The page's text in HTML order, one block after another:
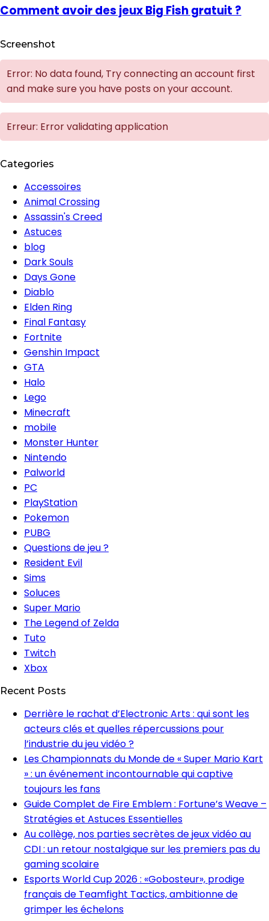
Comment avoir des jeux Big Fish gratuit ?
Screenshot
Error: No data found, Try connecting an account first
and make sure you have posts on your account.
Erreur: Error validating application
Categories
Accessoires
Animal Crossing
Assassin's Creed
Astuces
blog
Dark Souls
Days Gone
Diablo
Elden Ring
Final Fantasy
Fortnite
Genshin Impact
GTA
Halo
Lego
Minecraft
mobile
Monster Hunter
Nintendo
Palworld
PC
PlayStation
Pokemon
PUBG
Questions de jeu ?
Resident Evil
Sims
Soluces
Super Mario
The Legend of Zelda
Tuto
Twitch
Xbox
Recent Posts
Derrière le rachat d’Electronic Arts : qui sont les
acteurs clés et quelles répercussions pour
l’industrie du jeu vidéo ?
Les Championnats du Monde de « Super Mario Kart
» : un événement incontournable qui captive
toujours les fans
Guide Complet de Fire Emblem : Fortune’s Weave –
Stratégies et Astuces Essentielles
Au collège, nos parties secrètes de jeux vidéo au
CDI : un retour nostalgique sur les premiers pas du
gaming scolaire
Esports World Cup 2026 : «Gobosteur», prodige
français de Teamfight Tactics, ambitionne de
grimper les échelons